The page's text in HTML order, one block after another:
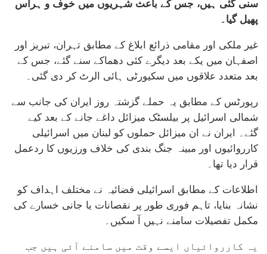
سنی گئی ہیں، جس کے باعث شہریوں میں خوف و ہراس
پھیل گیا۔
غیر ملکی اور مقامی ذرائع ابلاغ کے مطابق تہران، تبریز اور
اصفہان میں یکے بعد دیگرے کئی دھماکے سنے گئے، جس کے
بعد متعدد علاقوں میں سکیورٹی ہائی الرٹ کر دی گئی۔
رپورٹس کے مطابق یہ حملے گزشتہ روز ایران کی جانب سے
شمالی اسرائیل پر بیلسٹک میزائل داغے جانے کے بعد کیے
گئے۔ ایران نے ان میزائل حملوں کو لبنان میں اسرائیلی
کارروائیوں اور مبینہ جنگ بندی کی خلاف ورزیوں کا ردعمل
قرار دیا تھا۔
اطلاعات کے مطابق اسرائیلی فضائیہ نے مختلف اہداف کو
نشانہ بنایا، تاہم فوری طور پر نقصانات یا جانی خسارے کی
مکمل تفصیلات سامنے نہیں آ سکیں۔
یہ کارروائیاں ایسے وقت میں سامنے آئی ہیں جب